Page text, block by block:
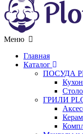
Меню
Главная
Каталог
ПОСУДА
ГРИЛИ